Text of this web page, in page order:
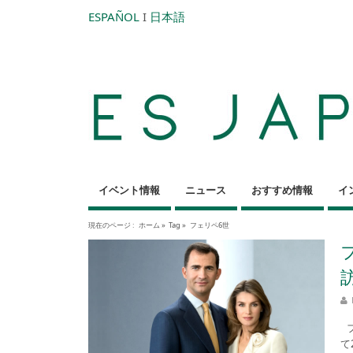
ESPAÑOL I 日本語
イベント情報 ニュース おすすめ情報 イ
現在のページ : ホーム » Tag » フェリペ6世